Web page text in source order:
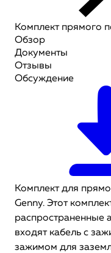
Комплект прямого
Обзор
Документы
Отзывы
Обсуждение
Комплект для
Genny. Этот
распространенные
входят кабель с
зажимом для